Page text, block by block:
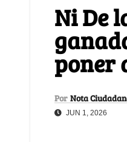
Ni De
poner
Por Nota
JUN 1, 2026